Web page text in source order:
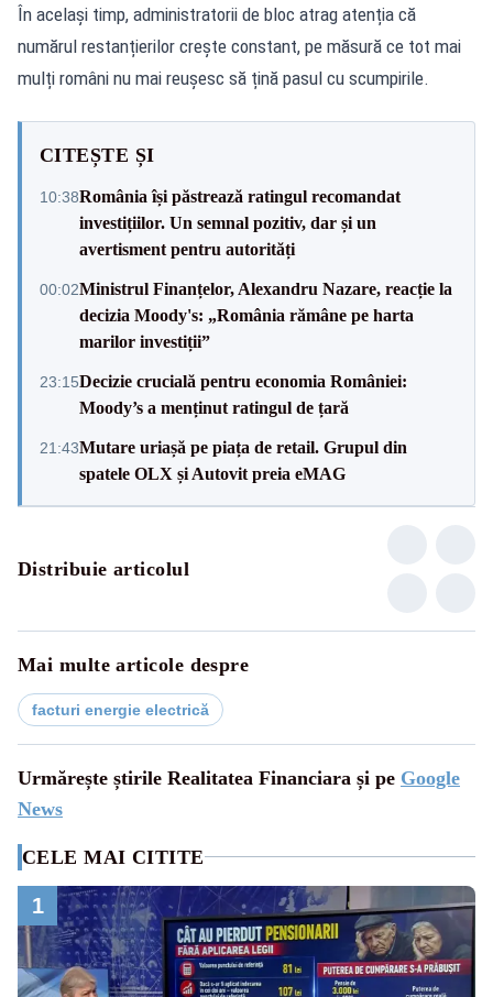
În același timp, administratorii de bloc atrag atenția că
numărul restanțierilor crește constant, pe măsură ce tot mai
mulți români nu mai reușesc să țină pasul cu scumpirile.
CITEȘTE ȘI
10:38România își păstrează ratingul recomandat
investițiilor. Un semnal pozitiv, dar și un
avertisment pentru autorități
00:02Ministrul Finanțelor, Alexandru Nazare, reacție la
decizia Moody's: „România rămâne pe harta
marilor investiții”
23:15Decizie crucială pentru economia României:
Moody’s a menținut ratingul de țară
21:43Mutare uriașă pe piața de retail. Grupul din
spatele OLX și Autovit preia eMAG
Distribuie articolul
Mai multe articole despre
facturi energie electrică
Urmărește știrile Realitatea Financiara și pe Google
News
CELE MAI CITITE
1